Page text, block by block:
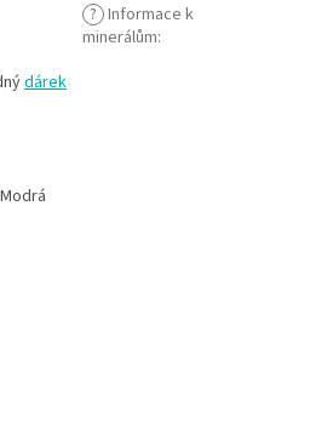
dárek
? Informace k
minerálům: